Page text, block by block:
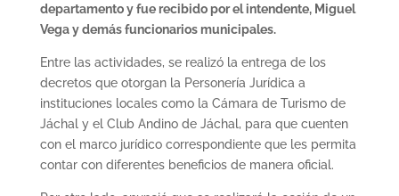
departamento y fue recibido por el intendente, Miguel
Vega y demás funcionarios municipales.
Entre las actividades, se realizó la entrega de los
decretos que otorgan la Personería Jurídica a
instituciones locales como la Cámara de Turismo de
Jáchal y el Club Andino de Jáchal, para que cuenten
con el marco jurídico correspondiente que les permita
contar con diferentes beneficios de manera oficial.